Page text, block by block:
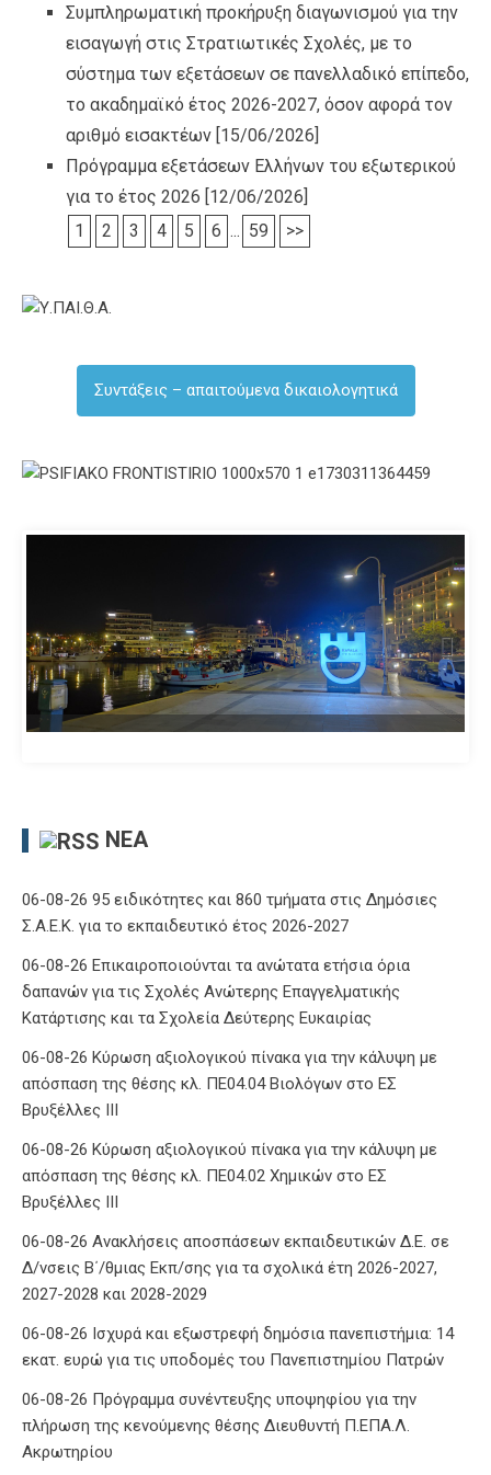
Συμπληρωματική προκήρυξη διαγωνισμού για την
εισαγωγή στις Στρατιωτικές Σχολές, με το
σύστημα των εξετάσεων σε πανελλαδικό επίπεδο,
το ακαδημαϊκό έτος 2026-2027, όσον αφορά τον
αριθμό εισακτέων [15/06/2026]
Πρόγραμμα εξετάσεων Ελλήνων του εξωτερικού
για το έτος 2026 [12/06/2026]
1
2 3 4 5 6 ... 59 >>
Συντάξεις – απαιτούμενα δικαιολογητικά
ΝΈΑ
06-08-26 95 ειδικότητες και 860 τμήματα στις Δημόσιες
Σ.Α.Ε.Κ. για το εκπαιδευτικό έτος 2026-2027
06-08-26 Επικαιροποιούνται τα ανώτατα ετήσια όρια
δαπανών για τις Σχολές Ανώτερης Επαγγελματικής
Κατάρτισης και τα Σχολεία Δεύτερης Ευκαιρίας
06-08-26 Κύρωση αξιολογικού πίνακα για την κάλυψη με
απόσπαση της θέσης κλ. ΠΕ04.04 Βιολόγων στο ΕΣ
Βρυξέλλες ΙΙΙ
06-08-26 Κύρωση αξιολογικού πίνακα για την κάλυψη με
απόσπαση της θέσης κλ. ΠΕ04.02 Χημικών στο ΕΣ
Βρυξέλλες ΙΙΙ
06-08-26 Ανακλήσεις αποσπάσεων εκπαιδευτικών Δ.Ε. σε
Δ/νσεις Β΄/θμιας Εκπ/σης για τα σχολικά έτη 2026-2027,
2027-2028 και 2028-2029
06-08-26 Ισχυρά και εξωστρεφή δημόσια πανεπιστήμια: 14
εκατ. ευρώ για τις υποδομές του Πανεπιστημίου Πατρών
06-08-26 Πρόγραμμα συνέντευξης υποψηφίου για την
πλήρωση της κενούμενης θέσης Διευθυντή Π.ΕΠΑ.Λ.
Ακρωτηρίου